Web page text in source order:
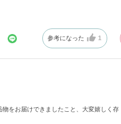
参考になった 1
をお届けできましたこと、大変嬉しく存